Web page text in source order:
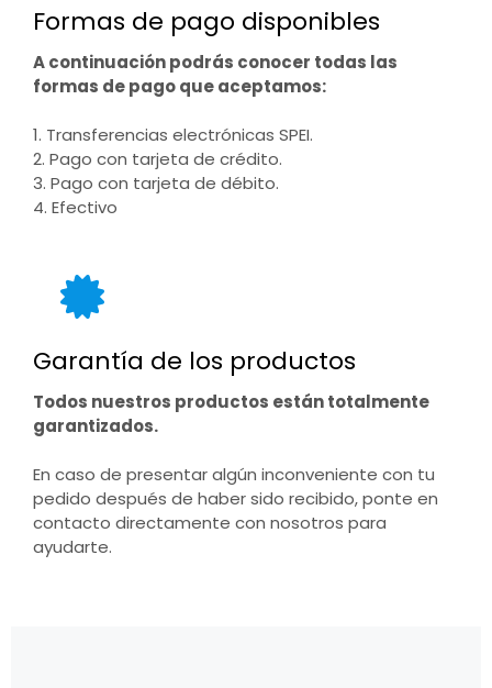
Formas de pago disponibles
A continuación podrás conocer todas las
formas de pago que aceptamos:
1. Transferencias electrónicas SPEI.
2. Pago con tarjeta de crédito.
3. Pago con tarjeta de débito.
4. Efectivo
Garantía de los productos
Todos nuestros productos están totalmente
garantizados.
En caso de presentar algún inconveniente con tu
pedido después de haber sido recibido, ponte en
contacto directamente con nosotros para
ayudarte.